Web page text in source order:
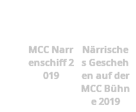
MCC Narr
enschiff 2
019
Närrische
s Gescheh
en auf der
MCC Bühn
e 2019